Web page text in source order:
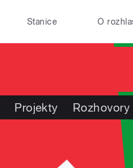
Stanice O
Projekty Rozhovory